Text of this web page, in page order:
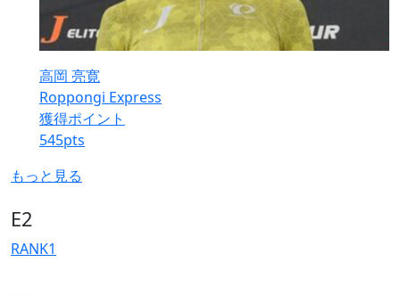
高岡 亮寛
Roppongi Express
獲得ポイント
545pts
もっと見る
E2
RANK1